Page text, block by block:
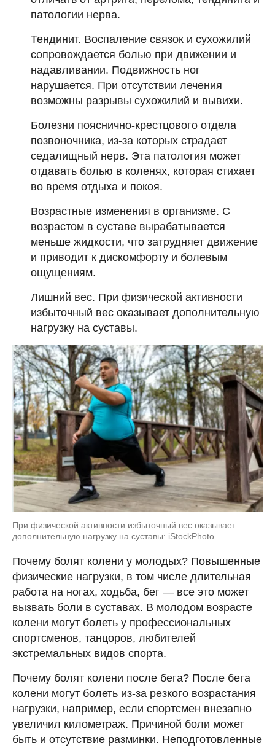
патологии нерва.
Тендинит. Воспаление связок и сухожилий
сопровождается болью при движении и
надавливании. Подвижность ног
нарушается. При отсутствии лечения
возможны разрывы сухожилий и вывихи.
Болезни пояснично-крестцового отдела
позвоночника, из-за которых страдает
седалищный нерв. Эта патология может
отдавать болью в коленях, которая стихает
во время отдыха и покоя.
Возрастные изменения в организме. С
возрастом в суставе вырабатывается
меньше жидкости, что затрудняет движение
и приводит к дискомфорту и болевым
ощущениям.
Лишний вес. При физической активности
избыточный вес оказывает дополнительную
нагрузку на суставы.
При физической активности избыточный вес оказывает
дополнительную нагрузку на суставы: iStockPhoto
Почему болят колени у молодых? Повышенные
физические нагрузки, в том числе длительная
работа на ногах, ходьба, бег — все это может
вызвать боли в суставах. В молодом возрасте
колени могут болеть у профессиональных
спортсменов, танцоров, любителей
экстремальных видов спорта.
Почему болят колени после бега? После бега
колени могут болеть из-за резкого возрастания
нагрузки, например, если спортсмен внезапно
увеличил километраж. Причиной боли может
быть и отсутствие разминки. Неподготовленные